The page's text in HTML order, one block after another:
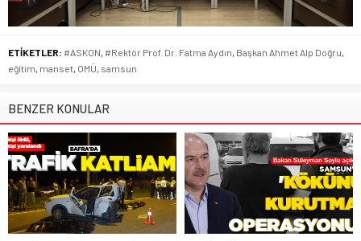
ETİKETLER: #ASKON, #Rektör Prof. Dr. Fatma Aydın, Başkan Ahmet Alp Doğru,
eğitim, manset, OMÜ, samsun
BENZER KONULAR